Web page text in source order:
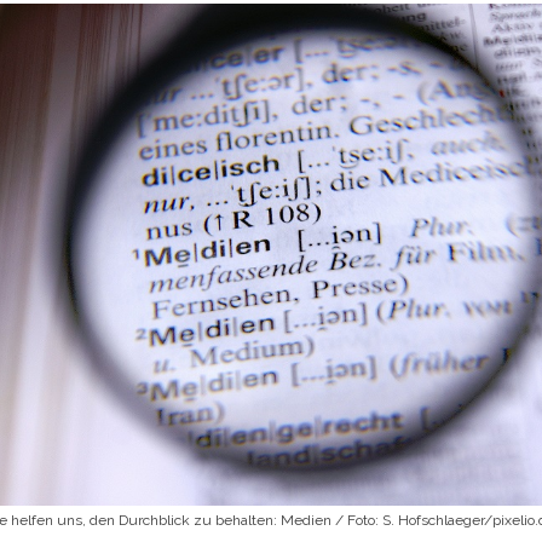
helfen uns, den Durchblick zu behalten: Medien / Foto: S. Hofschlaeger/